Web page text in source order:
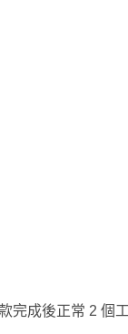
完成後正常 2 個